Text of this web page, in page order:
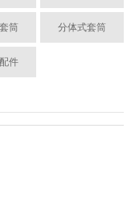
筒 分体式套筒
件